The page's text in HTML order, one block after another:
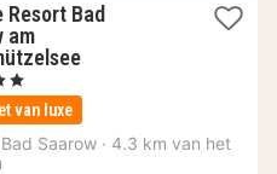
Resort Bad
am
2
vanaf
152,15
€
van luxe
Bad Saarow · 4.3 km van het